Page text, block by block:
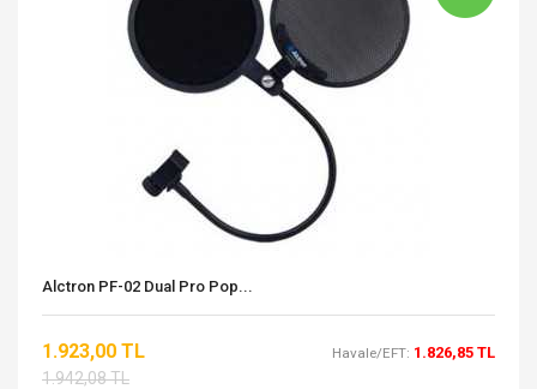
Alctron PF-02 Dual Pro Pop...
1.923,00 TL
1.942,08 TL
Havale/EFT: 1.826,85 TL